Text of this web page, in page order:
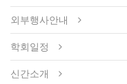
외부행사안내
학회일정
신간소개